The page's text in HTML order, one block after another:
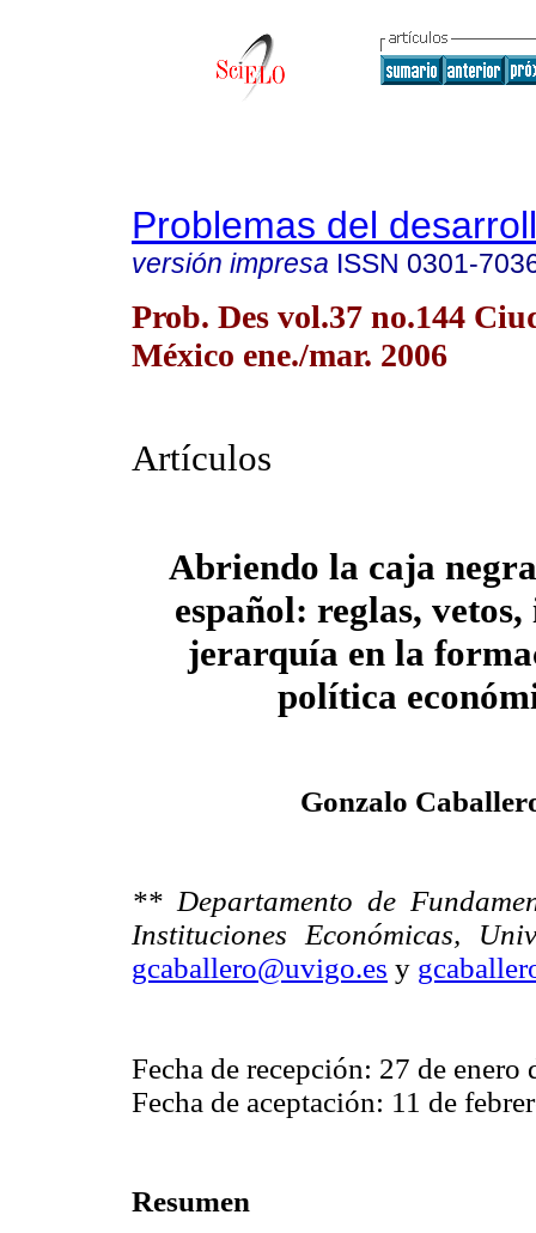
Problemas del
versión impresa ISSN 0301-
Prob. Des vol.37 no.144
México ene./mar. 2006
Artículos
Abriendo la caja
español: reglas, vetos,
jerarquía en la
política
Gonzalo
** Departamento de
Instituciones Económicas,
gcaballero@uvigo.es y
Fecha de recepción: 27 de enero
Fecha de aceptación: 11 de
Resumen